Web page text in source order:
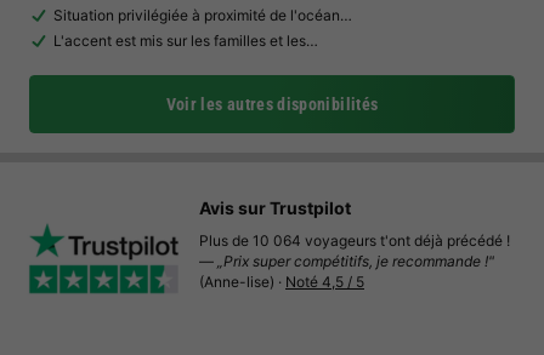
Situation privilégiée à proximité de l'océan…
L'accent est mis sur les familles et les…
Voir les autres disponibilités
Avis sur Trustpilot
Plus de 10 064 voyageurs t'ont déjà précédé !
— „Prix super compétitifs, je recommande !"
(Anne-lise) · Noté 4,5 / 5